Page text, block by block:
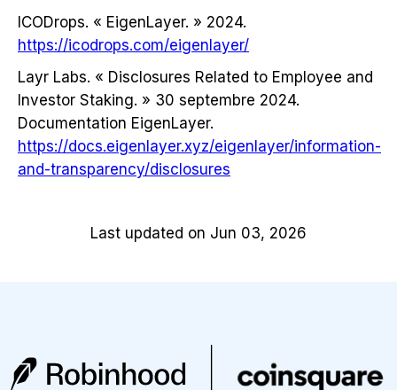
ICODrops. « EigenLayer. » 2024.
https://icodrops.com/eigenlayer/
Layr Labs. « Disclosures Related to Employee and
Investor Staking. » 30 septembre 2024.
Documentation EigenLayer.
https://docs.eigenlayer.xyz/eigenlayer/information-
and-transparency/disclosures
Last updated on Jun 03, 2026